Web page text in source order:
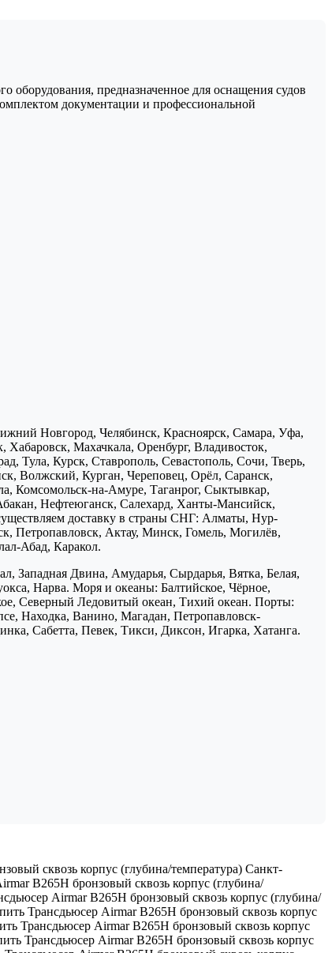
оборудования, предназначенное для оснащения судов
документации и профессиональной
Новгород, Челябинск, Красноярск, Самара, Уфа,
Махачкала, Оренбург, Владивосток,
Тула, Курск, Ставрополь, Севастополь, Сочи, Тверь,
Волжский, Курган, Череповец, Орёл, Саранск,
Комсомольск-на-Амуре, Таганрог, Сыктывкар,
Нефтеюганск, Салехард, Ханты-Мансийск,
доставку в страны СНГ: Алматы, Нур-
Петропавловск, Актау, Минск, Гомель, Могилёв,
Абад, Каракол.
Двина, Амударья, Сырдарья, Вятка, Белая,
Нарва. Моря и океаны: Балтийское, Чёрное,
Северный Ледовитый океан, Тихий океан. Порты:
Находка, Ванино, Магадан, Петропавловск-
Сабетта, Певек, Тикси, Диксон, Игарка, Хатанга.
сквозь корпус (глубина/температура) Санкт-
B265H бронзовый сквозь корпус (глубина/
Airmar B265H бронзовый сквозь корпус (глубина/
Трансдьюсер Airmar B265H бронзовый сквозь корпус
Трансдьюсер Airmar B265H бронзовый сквозь корпус
Трансдьюсер Airmar B265H бронзовый сквозь корпус